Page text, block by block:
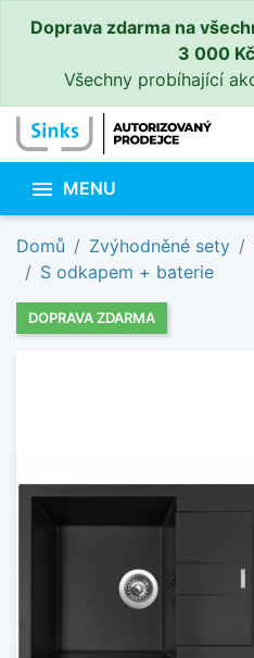
Doprava zdarma na
3 000
Všechny probíhající
 MENU
Domů Zvýhodněné sety
S odkapem + baterie
DOPRAVA ZDARMA